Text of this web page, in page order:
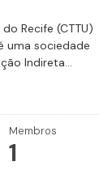
Recife (CTTU)
uma sociedade
Indireta...
Membros
1